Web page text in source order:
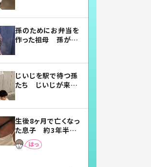
孫のためにお弁当を
作った祖母 孫が絶
じいじを駅で待つ孫
たち じいじが来た
まらない」「幸せにな
れる」
生後8ヶ月で亡くなっ
た息子 約3年半
後、当時の妻の日記
に書いてあった本音